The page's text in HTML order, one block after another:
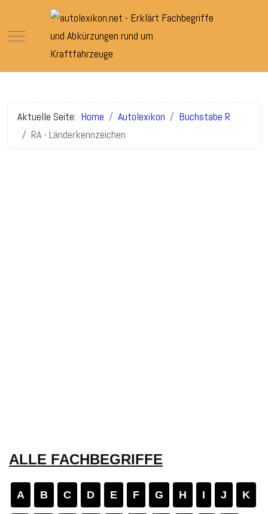
Mobile Menu Toggle
Aktuelle Seite: Home Autolexikon
Buchstabe R
RA - Länderkennzeichen
ALLE FACHBEGRIFFE
A B C D E F G H I J K